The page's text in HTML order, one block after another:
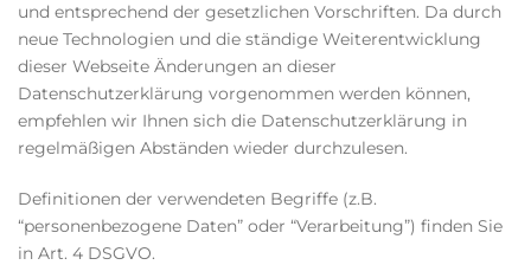
und entsprechend der gesetzlichen Vorschriften. Da durch
neue Technologien und die ständige Weiterentwicklung
dieser Webseite Änderungen an dieser
Datenschutzerklärung vorgenommen werden können,
empfehlen wir Ihnen sich die Datenschutzerklärung in
regelmäßigen Abständen wieder durchzulesen.
Definitionen der verwendeten Begriffe (z.B.
“personenbezogene Daten” oder “Verarbeitung”) finden Sie
in Art. 4 DSGVO.